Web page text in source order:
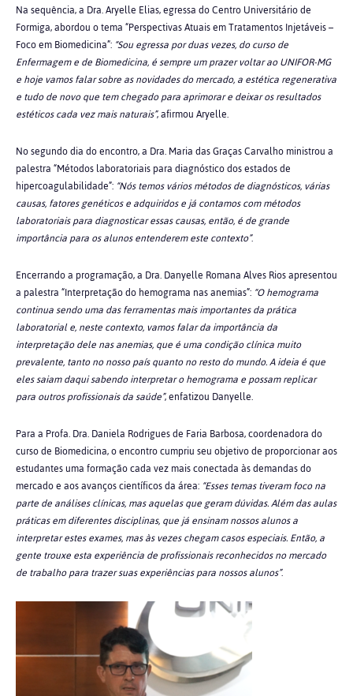
Na sequência, a Dra. Aryelle Elias, egressa do Centro Universitário de
Formiga, abordou o tema “Perspectivas Atuais em Tratamentos Injetáveis –
Foco em Biomedicina”: “Sou egressa por duas vezes, do curso de
Enfermagem e de Biomedicina, é sempre um prazer voltar ao UNIFOR-MG
e hoje vamos falar sobre as novidades do mercado, a estética regenerativa
e tudo de novo que tem chegado para aprimorar e deixar os resultados
estéticos cada vez mais naturais”, afirmou Aryelle.
No segundo dia do encontro, a Dra. Maria das Graças Carvalho ministrou a
palestra “Métodos laboratoriais para diagnóstico dos estados de
hipercoagulabilidade”: “Nós temos vários métodos de diagnósticos, várias
causas, fatores genéticos e adquiridos e já contamos com métodos
laboratoriais para diagnosticar essas causas, então, é de grande
importância para os alunos entenderem este contexto”.
Encerrando a programação, a Dra. Danyelle Romana Alves Rios apresentou
a palestra “Interpretação do hemograma nas anemias”: “O hemograma
continua sendo uma das ferramentas mais importantes da prática
laboratorial e, neste contexto, vamos falar da importância da
interpretação dele nas anemias, que é uma condição clínica muito
prevalente, tanto no nosso país quanto no resto do mundo. A ideia é que
eles saiam daqui sabendo interpretar o hemograma e possam replicar
para outros profissionais da saúde”, enfatizou Danyelle.
Para a Profa. Dra. Daniela Rodrigues de Faria Barbosa, coordenadora do
curso de Biomedicina, o encontro cumpriu seu objetivo de proporcionar aos
estudantes uma formação cada vez mais conectada às demandas do
mercado e aos avanços científicos da área: “Esses temas tiveram foco na
parte de análises clínicas, mas aquelas que geram dúvidas. Além das aulas
práticas em diferentes disciplinas, que já ensinam nossos alunos a
interpretar estes exames, mas às vezes chegam casos especiais. Então, a
gente trouxe esta experiência de profissionais reconhecidos no mercado
de trabalho para trazer suas experiências para nossos alunos”.